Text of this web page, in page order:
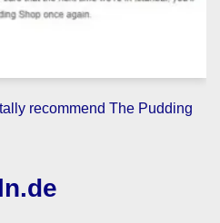
recommend The Pudding